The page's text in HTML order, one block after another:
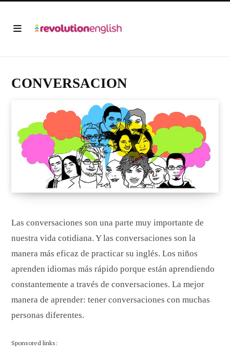
CONVERSACION
Las conversaciones son una parte muy importante de
nuestra vida cotidiana. Y las conversaciones son la
manera más eficaz de practicar su inglés. Los niños
aprenden idiomas más rápido porque están aprendiendo
constantemente a través de conversaciones. La mejor
manera de aprender: tener conversaciones con muchas
personas diferentes.
Sponsored links: